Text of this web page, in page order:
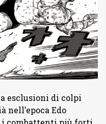
esclusioni di colpi
nell’epoca Edo